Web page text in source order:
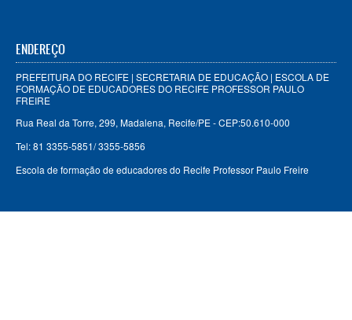
ENDEREÇO
PREFEITURA DO RECIFE | SECRETARIA DE EDUCAÇÃO | ESCOLA DE
FORMAÇÃO DE EDUCADORES DO RECIFE PROFESSOR PAULO
FREIRE
Rua Real da Torre, 299, Madalena, Recife/PE - CEP:50.610-000
Tel: 81 3355-5851/ 3355-5856
Escola de formação de educadores do Recife Professor Paulo Freire